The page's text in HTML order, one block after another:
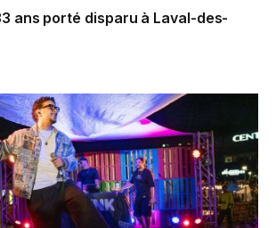
ans porté disparu à Laval-des-